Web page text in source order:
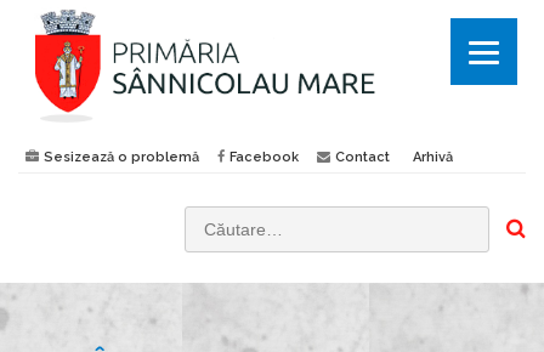
Sesizează o problemă Facebook Contact Arhivă